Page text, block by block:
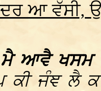
ਆ ਵੱਸੀ,
ਆਵੈ ਖਸਮ
ਕੀ ਜੰਞ ਲੈ